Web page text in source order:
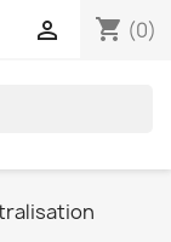
shopping_cart (0)
